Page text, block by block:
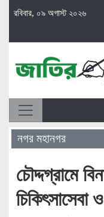
রবিবার, ০৯ অগাস্ট ২০২৬
নগর মহানগর
চৌদ্দগ্রামে